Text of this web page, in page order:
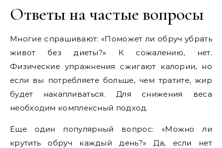
Ответы на частые вопросы
Многие спрашивают: «Поможет ли обруч убрать
живот без диеты?» К сожалению, нет.
Физические упражнения сжигают калории, но
если вы потребляете больше, чем тратите, жир
будет накапливаться. Для снижения веса
необходим комплексный подход.
Еще один популярный вопрос: «Можно ли
крутить обруч каждый день?» Да, если нет